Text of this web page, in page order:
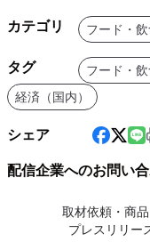
カテゴリ フード・飲
タグ フード・飲
経済（国内）
シェア
配信企業へのお問い
取材依頼・商
プレスリリー